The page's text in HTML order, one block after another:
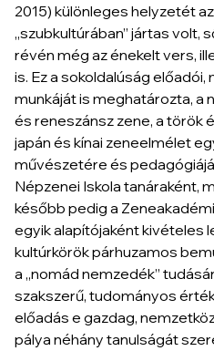
2015) különleges helyzetét
„szubkultúrában” jártas volt,
révén még az énekelt vers,
is. Ez a sokoldalúság előadói,
munkáját is meghatározta, a
és reneszánsz zene, a török
japán és kínai zeneelmélet
művészetére és
Népzenei Iskola tanáraként,
később pedig a
egyik alapítójaként kivételes
kultúrkörök párhuzamos
a „nomád nemzedék”
szakszerű, tudományos
előadás e gazdag,
pálya néhány tanulságát